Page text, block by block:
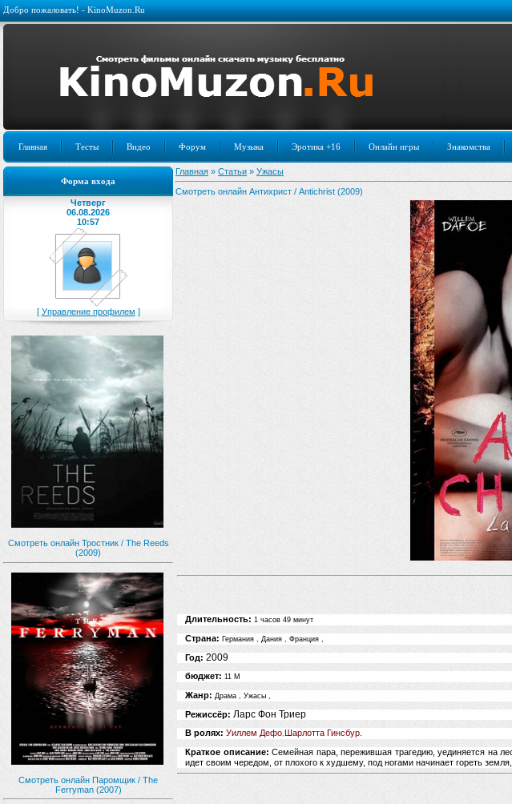
Добро пожаловать! - KinoMuzon.Ru
Главная Тесты Видео Форум Музыка Эротика +16 Онлайн игры Знакомства
Форма входа
Четверг
06.08.2026
10:57
[ Управление профилем ]
Смотреть онлайн Тростник / The Reeds
(2009)
Смотреть онлайн Паромщик / The
Ferryman (2007)
Главная » Статьи » Ужасы
Смотреть онлайн Антихрист / Antichrist (2009)
Длительность: 1 часов 49 минут
Страна: Германия , Дания , Франция ,
Год: 2009
бюджет: 11 M
Жанр: Драма , Ужасы ,
Режиссёр: Ларс Фон Триер
В ролях: Уиллем Дефо,Шарлотта Гинсбур.
Краткое описание: Семейная пара, пережившая трагедию, уединяется на
идет своим чередом, от плохого к худшему, под ногами начинает гореть